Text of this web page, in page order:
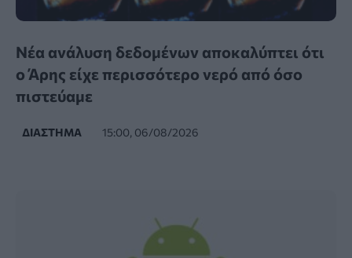
Νέα ανάλυση δεδομένων αποκαλύπτει ότι
ο Άρης είχε περισσότερο νερό από όσο
πιστεύαμε
ΔΙΆΣΤΗΜΑ 15:00, 06/08/2026